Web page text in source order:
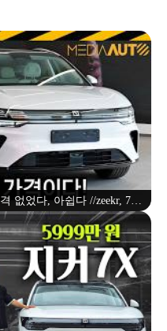
없었다, 아쉽다 //zeekr, 7X,
부터